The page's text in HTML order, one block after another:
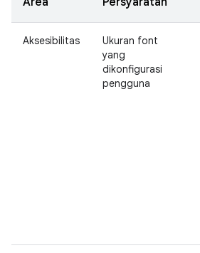
Aksesibilitas
Ukuran font
yang
dikonfigurasi
pengguna